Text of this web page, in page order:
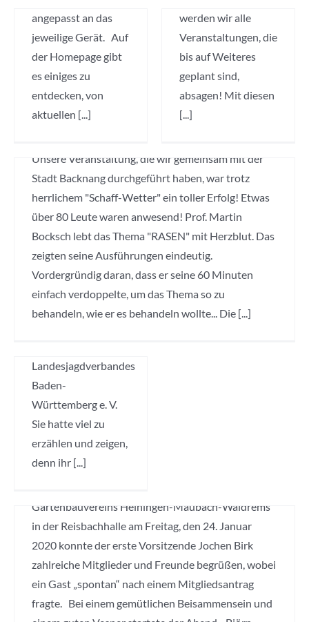
Veranstaltung Wissen
weitergeben
angepasst an das
jeweilige Gerät. Auf
der Homepage gibt
es einiges zu
entdecken, von
aktuellen [...]
Corona
Virus – ab
17. März
2020
werden wir alle
Veranstaltungen, die
bis auf Weiteres
geplant sind,
absagen! Mit diesen
[...]
Alles über Rasen –
23.02.2020
Obst- und Gartenbauverein Veranstaltung
Unsere Veranstaltung, die wir gemeinsam mit der
Stadt Backnang durchgeführt haben, war trotz
herrlichem "Schaff-Wetter" ein toller Erfolg! Etwas
über 80 Leute waren anwesend! Prof. Martin
Bocksch lebt das Thema "RASEN" mit Herzblut. Das
zeigten seine Ausführungen eindeutig.
Vordergründig daran, dass er seine 60 Minuten
einfach verdoppelte, um das Thema so zu
behandeln, wie er es behandeln wollte... Die [...]
Samstag, 01. Februar
2020 Irgendwo
ausserhalb von
Backnang. Noch vor
dem Mittagessen
trafen sich rund 10
Horbachhof - aber
nicht nur sie waren
dort anzutreffen.
Auch unser schlauer
Fuchs war da... Mit
am Start war
natürlich auch Julia
Hönig, ihres
Landesjagdverbandes
Baden-
Württemberg e. V.
Sie hatte viel zu
erzählen und zeigen,
denn ihr [...]
Hauptversammlung –
24.01.2020
Veranstaltung, Wissen weitergeben
OGV Hauptversammlung Zur 41.
Gartenbauvereins Heiningen-Maubach-Waldrems
in der Reisbachhalle am Freitag, den 24. Januar
2020 konnte der erste Vorsitzende Jochen Birk
zahlreiche Mitglieder und Freunde begrüßen, wobei
ein Gast „spontan“ nach einem Mitgliedsantrag
fragte. Bei einem gemütlichen Beisammensein und